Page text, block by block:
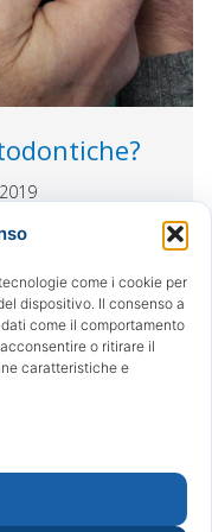
come i cookie per
dispositivo. Il consenso a
come il comportamento
o ritirare il
caratteristiche e
le
eseguire delle
è un ottima
con delle
ma non vuole
Il Ring
ed